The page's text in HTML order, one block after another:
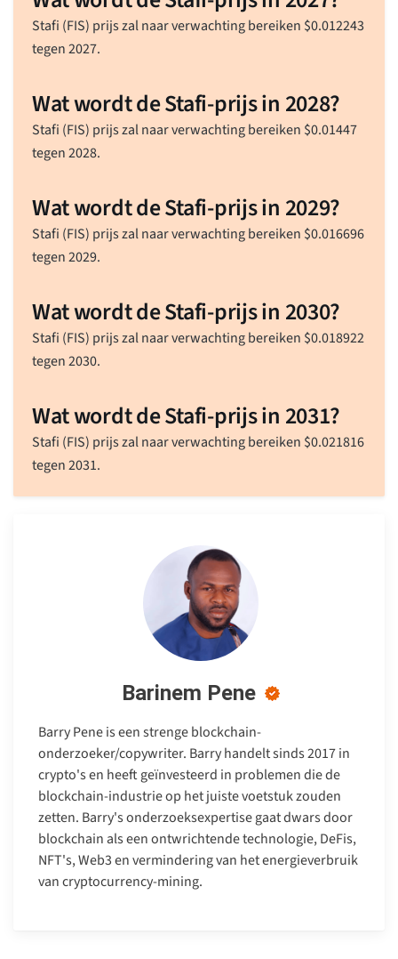
Stafi (FIS) prijs zal naar verwachting bereiken $0.012243
tegen 2027.
Wat wordt de Stafi-prijs in 2028?
Stafi (FIS) prijs zal naar verwachting bereiken $0.01447
tegen 2028.
Wat wordt de Stafi-prijs in 2029?
Stafi (FIS) prijs zal naar verwachting bereiken $0.016696
tegen 2029.
Wat wordt de Stafi-prijs in 2030?
Stafi (FIS) prijs zal naar verwachting bereiken $0.018922
tegen 2030.
Wat wordt de Stafi-prijs in 2031?
Stafi (FIS) prijs zal naar verwachting bereiken $0.021816
tegen 2031.
Barinem Pene
Barry Pene is een strenge blockchain-
onderzoeker/copywriter. Barry handelt sinds 2017 in
crypto's en heeft geïnvesteerd in problemen die de
blockchain-industrie op het juiste voetstuk zouden
zetten. Barry's onderzoeksexpertise gaat dwars door
blockchain als een ontwrichtende technologie, DeFis,
NFT's, Web3 en vermindering van het energieverbruik
van cryptocurrency-mining.